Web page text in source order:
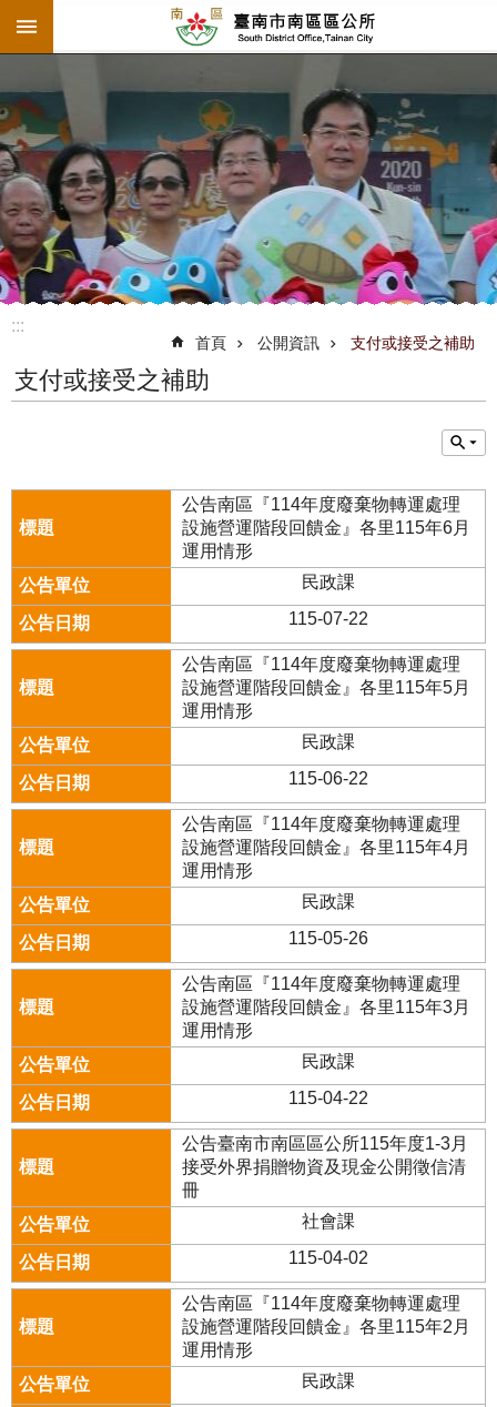
跳到主要內容區塊
:::
首頁 公開資訊 支付或接受之補助
支付或接受之補助
公告南區『114年度廢棄物轉運處理
設施營運階段回饋金』各里115年6月
運用情形
民政課
115-07-22
公告南區『114年度廢棄物轉運處理
設施營運階段回饋金』各里115年5月
運用情形
民政課
115-06-22
公告南區『114年度廢棄物轉運處理
設施營運階段回饋金』各里115年4月
運用情形
民政課
115-05-26
公告南區『114年度廢棄物轉運處理
設施營運階段回饋金』各里115年3月
運用情形
民政課
115-04-22
公告臺南市南區區公所115年度1-3月
接受外界捐贈物資及現金公開徵信清
冊
社會課
115-04-02
公告南區『114年度廢棄物轉運處理
設施營運階段回饋金』各里115年2月
運用情形
民政課